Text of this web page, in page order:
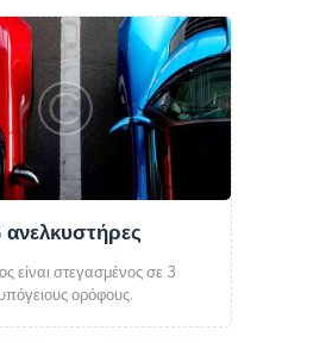
ανελκυστήρες
είναι στεγασμένος σε 3
υπόγειους ορόφους.